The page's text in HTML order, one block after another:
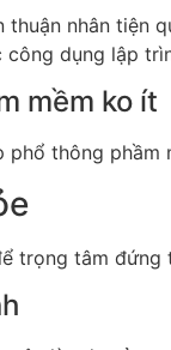
thuận nhân tiện
dụng lập
mềm ko ít
thông phầm
trọng tâm